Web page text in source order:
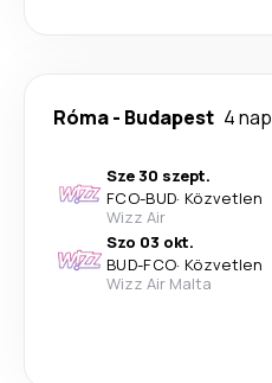
Róma- Budapest 4 nap
Sze 30 szept.
FCO-BUD· Közvetlen
Wizz Air
Szo 03 okt.
BUD-FCO· Közvetlen
Wizz Air Malta